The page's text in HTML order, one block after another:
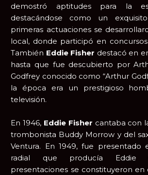
demostró aptitudes para la
destacándose como un
primeras actuaciones se
local, donde participó en
También Eddie Fisher destacó en
hasta que fue descubierto por
Godfrey conocido como “Arthur
la época era un prestigioso
televisión.
En 1946, Eddie Fisher cantaba con
trombonista Buddy Morrow y del
Ventura. En 1949, fue presentado
radial que producía Eddie
presentaciones se constituyeron en